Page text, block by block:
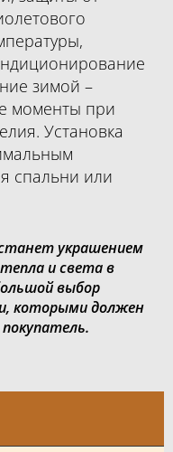
зимой –
моменты при
Установка
спальни или
украшением
и света в
выбор
которыми должен